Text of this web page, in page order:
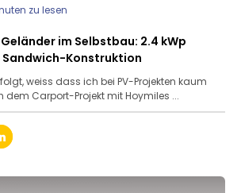
zu lesen
im Selbstbau: 2.4 kWp
Sandwich-Konstruktion
weiss dass ich bei PV-Projekten kaum
dem Carport-Projekt mit Hoymiles ...